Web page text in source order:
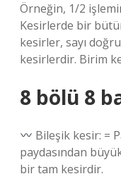
Örneğin, 1/2
Kesirlerde bir
kesirler, sayı
kesirlerdir. Birim
8 bölü 8
Bileşik kesir: =
paydasından
bir tam kesirdir.